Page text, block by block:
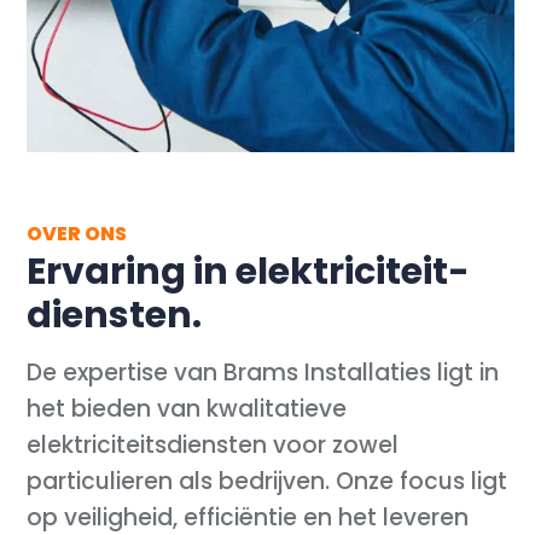
OVER ONS
Ervaring in elektriciteit-
diensten.
De expertise van Brams Installaties ligt in
het bieden van kwalitatieve
elektriciteitsdiensten voor zowel
particulieren als bedrijven. Onze focus ligt
op veiligheid, efficiëntie en het leveren